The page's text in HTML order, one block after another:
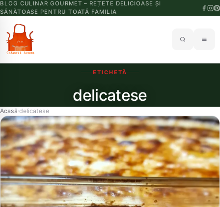
BLOG CULINAR GOURMET – REȚETE DELICIOASE ȘI
SĂNĂTOASE PENTRU TOATĂ FAMILIA
ETICHETĂ
delicatese
Acasă›delicatese